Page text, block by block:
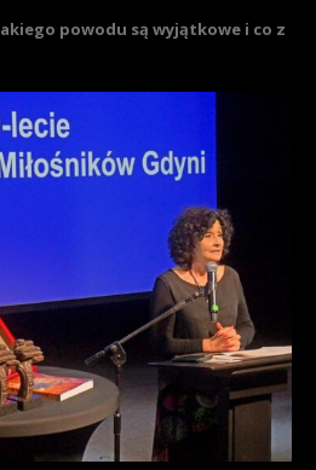
powodu są wyjątkowe i co z